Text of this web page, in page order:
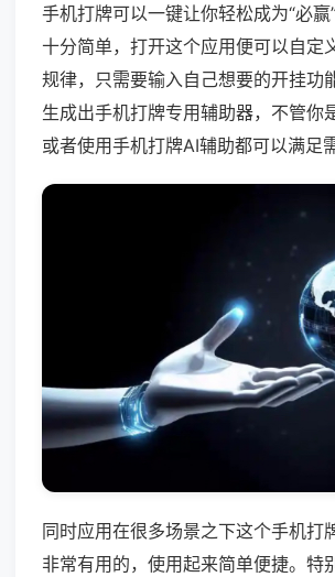
手机打牌可以一键让你轻松成为“必
十分简单，打开这个应用便可以自定
规律，只需要输入自己想要的开挂功
生成出手机打牌专用辅助器，不管你
或者使用手机打牌AI辅助都可以满足需
同时应用在很多场景之下这个手机打
非常有用的，使用起来简单便捷。特